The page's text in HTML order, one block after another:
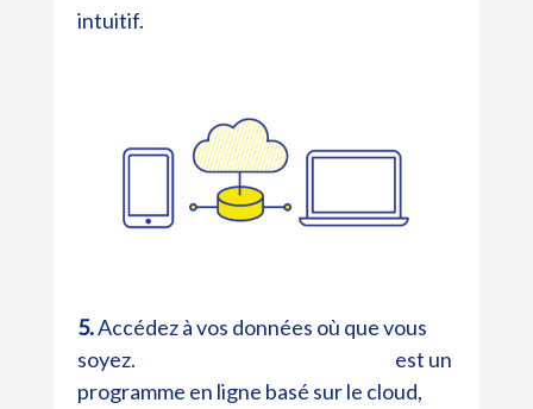
intuitif.
5.Accédez à vos données où que vous
soyez.
est un
programme en ligne basé sur le cloud,